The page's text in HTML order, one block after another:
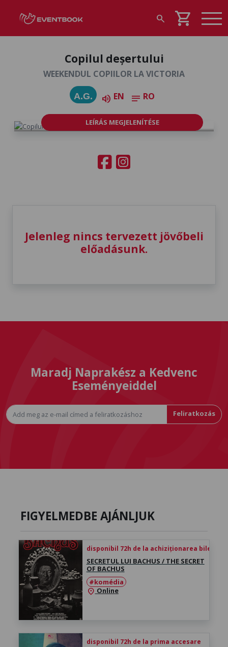
search shopping_cart
Copilul deșertului
WEEKENDUL COPIILOR LA VICTORIA
A.G. volume_up EN notes RO
LEÍRÁS MEGJELENÍTÉSE
Jelenleg nincs tervezett jövőbeli
előadásunk.
Maradj Naprakész a Kedvenc
Eseményeiddel
Feliratkozás
FIGYELMEDBE AJÁNLJUK
disponibil 72h de la achiziționarea biletului
SECRETUL LUI BACHUS / THE SECRET
OF BACHUS
#komédia
location_on Online
disponibil 72h de la prima accesare